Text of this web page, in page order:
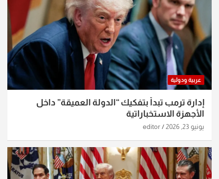
عربية ودولية
إدارة ترمب تبدأ بتفكيك “الدولة العميقة” داخل
الأجهزة الاستخباراتية
يونيو 23, 2026 editor